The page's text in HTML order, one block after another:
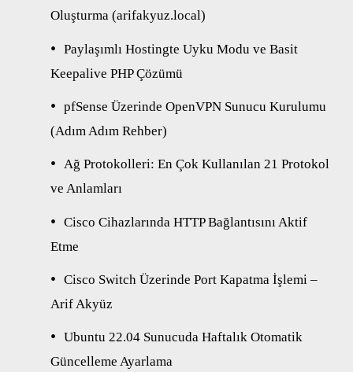
Oluşturma (arifakyuz.local)
Paylaşımlı Hostingte Uyku Modu ve Basit
Keepalive PHP Çözümü
pfSense Üzerinde OpenVPN Sunucu Kurulumu
(Adım Adım Rehber)
Ağ Protokolleri: En Çok Kullanılan 21 Protokol
ve Anlamları
Cisco Cihazlarında HTTP Bağlantısını Aktif
Etme
Cisco Switch Üzerinde Port Kapatma İşlemi –
Arif Akyüz
Ubuntu 22.04 Sunucuda Haftalık Otomatik
Güncelleme Ayarlama